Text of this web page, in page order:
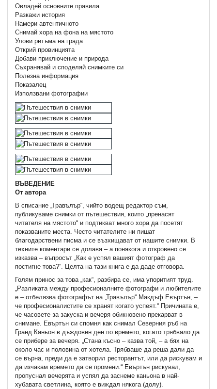
Овладей основните правила
Разкажи история
Намери автентичното
Снимай хора на фона на мястото
Улови ритъма на града
Открий провинцията
Добави приключение и природа
Съхранявай и споделяй снимките си
Полезна информация
Показалец
Използвани фотографии
ВЪВЕДЕНИЕ
От автора
В списание „Травълър“, чийто водещ редактор съм,
публикуваме снимки от пътешествия, които „пренасят
читателя на мястото“ и подтикват много хора да посетят
показваните места. Често читателите ни пишат
благодарствени писма и се възхищават от нашите снимки. В
техните коментари се долавя – а понякога и откровено се
изказва – въпросът „Как е успял вашият фотограф да
постигне това?“. Целта на тази книга е да даде отговора.
Голям принос за това „как“, разбира се, има упоритият труд.
„Разликата между професионалните фотографи и любителите
е – отбелязва фотографът на „Травълър“ Макдъф Евъртън, –
че професионалистите се хранят когато успеят.“ Причината е,
че часовете за закуска и вечеря обикновено прекарват в
снимане. Евъртън си спомня как снимал Северния ръб на
Гранд Каньон в дъждовен ден по времето, когато трябвало да
се прибере за вечеря. „Стана късно – казва той, – а бях на
около час и половина от хотела. Трябваше да реша дали да
се върна, преди да е затворил ресторантът, или да рискувам и
да изчакам времето да се промени.“ Евъртън рискувал,
пропуснал вечерята и успял да заснеме каньона в най-
хубавата светлина, която е виждал някога (долу).